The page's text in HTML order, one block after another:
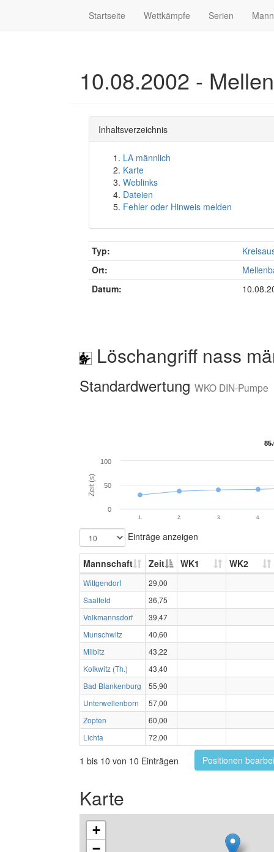
Startseite Wettkämpfe Serien
10.08.2002 -
Inhaltsverzeichnis
LA männlich
Karte
Weblinks
Dateien
Fehler oder Hinweis melden
Typ:
Ort:
Datum:
Löschangriff nass
Standardwertung WKO DIN-Pumpe
Zeit (s)
1. 2. 3. 4.
0
50
100
Einträge anzeigen
Mannschaft Zeit WK1 WK2
Wittgendorf
29,00
Saalfeld
36,75
Volkmannsdorf
39,47
Munschwitz
40,60
Milbitz
43,22
Kolkwitz (Th.)
43,40
Bad Blankenburg
55,90
Unterwellenborn
57,00
Zopten
60,00
Lichta
72,00
1 bis 10 von 10 Einträgen Positionen
Karte
+
−